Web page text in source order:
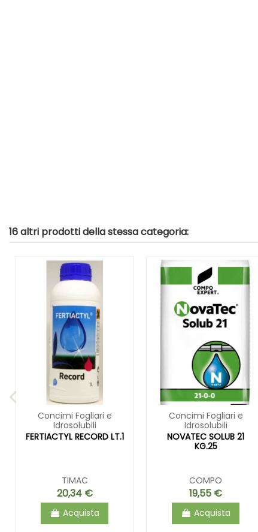
16 altri prodotti della stessa categoria:
Concimi Fogliari e
Idrosolubili
FERTIACTYL RECORD LT.1
TIMAC
20,34 €
Acquista
Concimi Fogliari e
Idrosolubili
NOVATEC SOLUB 21
KG.25
COMPO
19,55 €
Acquista